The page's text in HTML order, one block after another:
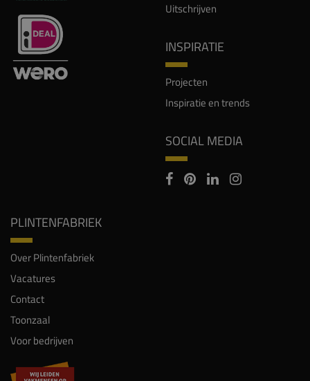
Uitschrijven
INSPIRATIE
Projecten
Inspiratie en trends
SOCIAL MEDIA
PLINTENFABRIEK
Over Plintenfabriek
Vacatures
Contact
Toonzaal
Voor bedrijven